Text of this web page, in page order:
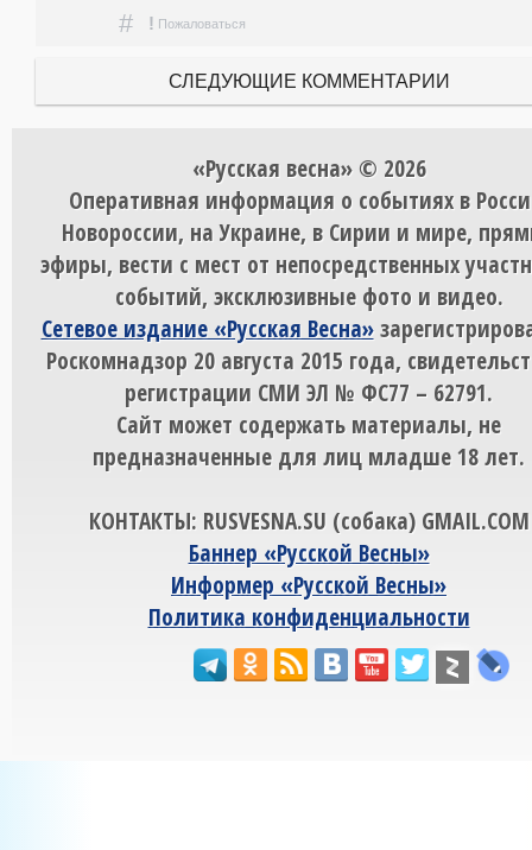
# ! Пожаловаться
СЛЕДУЮЩИЕ КОММЕНТАРИИ
«Русская весна» © 2026
Оперативная информация о событиях в
Новороссии, на Украине, в Сирии и мире,
эфиры, вести с мест от непосредственных
событий, эксклюзивные фото и видео.
Сетевое издание «Русская Весна»
Роскомнадзор 20 августа 2015 года,
регистрации СМИ ЭЛ № ФС77 – 62791.
Сайт может содержать материалы, не
предназначенные для лиц младше 18 лет.
КОНТАКТЫ: RUSVESNA.SU (собака) GMAIL.COM
Баннер «Русской Весны»
Информер «Русской Весны»
Политика конфиденциальности